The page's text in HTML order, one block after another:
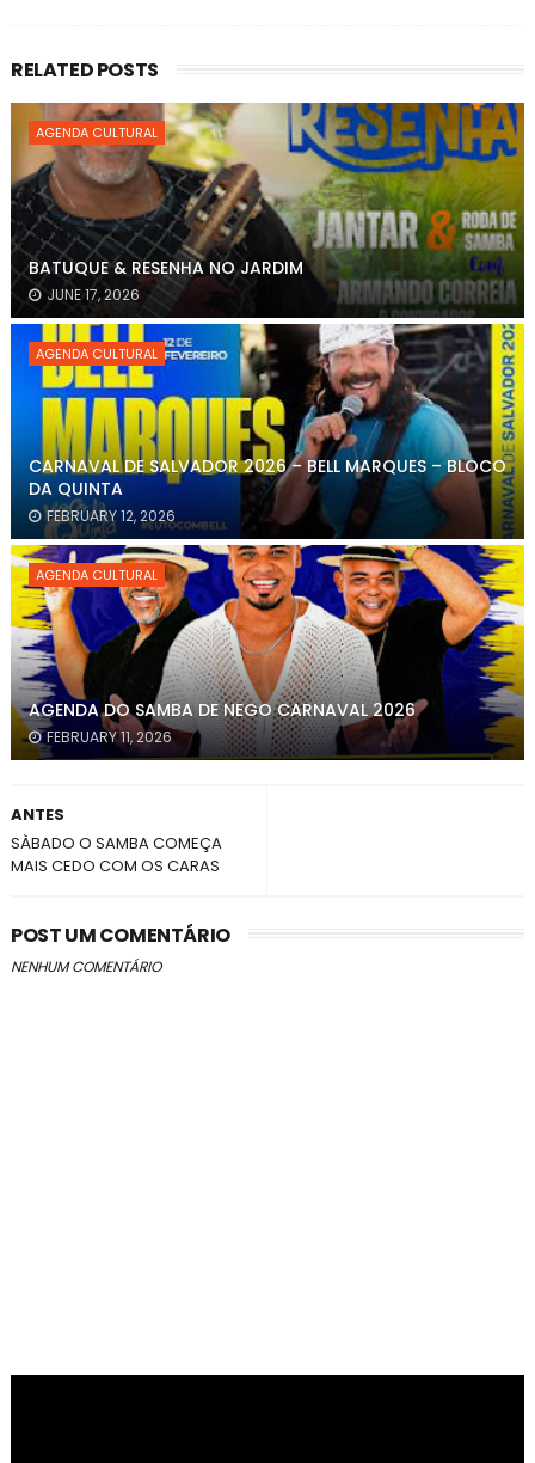
RELATED POSTS
AGENDA CULTURAL
BATUQUE & RESENHA NO JARDIM
JUNE 17, 2026
AGENDA CULTURAL
CARNAVAL DE SALVADOR 2026 – BELL MARQUES – BLOCO
DA QUINTA
FEBRUARY 12, 2026
AGENDA CULTURAL
AGENDA DO SAMBA DE NEGO CARNAVAL 2026
FEBRUARY 11, 2026
ANTES
SÀBADO O SAMBA COMEÇA
MAIS CEDO COM OS CARAS
POST UM COMENTÁRIO
NENHUM COMENTÁRIO